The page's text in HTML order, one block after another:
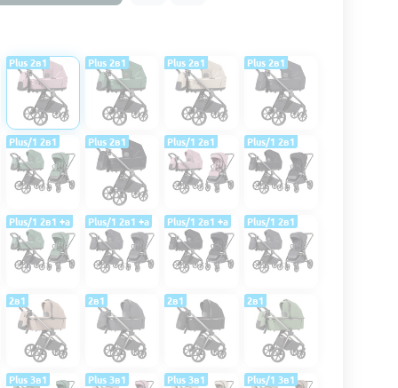
Plus 2в1 Plus 2в1 Plus 2в1 Plus 2в1
Plus/1 2в1 Plus 2в1 Plus/1 2в1 Plus/1 2в1
Plus/1 2в1 +a Plus/1 2в1 +a Plus/1 2в1 +a Plus/1 2в1
2в1 2в1 2в1 2в1
Plus 3в1 Plus 3в1 Plus 3в1 Plus/1 3в1